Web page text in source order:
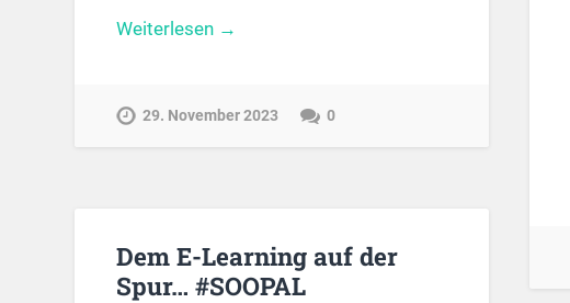
Weiterlesen →
29. November 2023 0
Dem E-Learning auf der
Spur… #SOOPAL